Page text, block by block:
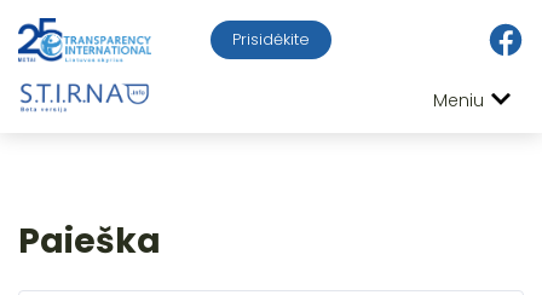
Prisidėkite
Meniu
Paieška